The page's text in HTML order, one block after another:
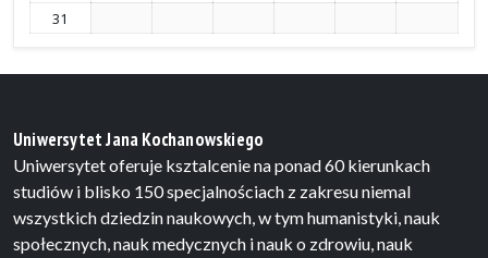
31
Uniwersytet Jana Kochanowskiego
Uniwersytet oferuje ksztalcenie na ponad 60 kierunkach
studiów i blisko 150 specjalnościach z zakresu niemal
wszystkich dziedzin naukowych, w tym humanistyki, nauk
społecznych, nauk medycznych i nauk o zdrowiu, nauk